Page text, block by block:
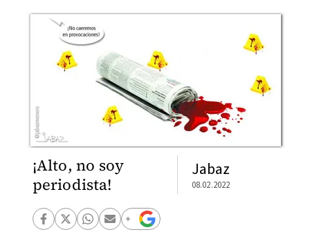
¡Alto, no soy
periodista!
Jabaz
08.02.2022